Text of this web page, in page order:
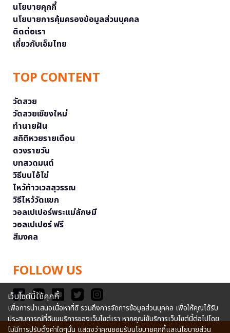
นโยบายคุกกี้
นโยบายการคุ้มครองข้อมูลส่วนบุคคล
ติดต่อเรา
เกี่ยวกับเอ็มไทย
TOP CONTENT
วัดสวย
วัดสวยเชียงใหม่
ทำนายฝัน
สถิติหวยรายเดือน
ดวงรายวัน
บทสวดมนต์
วิธีบนไอ้ไข่
ไหว้ท้าวเวสสุวรรณ
วิธีไหว้วัดแขก
วอลเปเปอร์พระแม่ลักษมี
วอลเปเปอร์ ฟรี
สีมงคล
FOLLOW US
เว็บไซต์นี้ใช้คุกกี้
เพื่อการนำเสนอเนื้อหาที่ดี รวมถึงการจัดการข้อมูลส่วนบุคคล เพื่อให้คุณได้รับ
ประสบการณ์ที่ดีบนบริการของเว็บไซต์เรา หากคุณใช้บริการเว็บไซต์นี้ต่อไปโดย
ไม่มีการปรับตั้งค่าใดๆนั้น แสดงว่าคุณยอมรับนโยบายคุกกี้และนโยบายส่วน